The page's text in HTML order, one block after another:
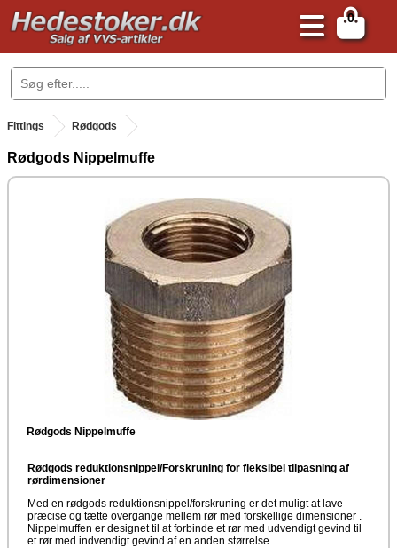
0
.
Fittings Rødgods
Rødgods Nippelmuffe
Rødgods Nippelmuffe
Rødgods reduktionsnippel/Forskruning for fleksibel tilpasning af
rørdimensioner
Med en rødgods reduktionsnippel/forskruning er det muligt at lave
præcise og tætte overgange mellem rør med forskellige dimensioner .
Nippelmuffen er designet til at forbinde et rør med udvendigt gevind til
et rør med indvendigt gevind af en anden størrelse.